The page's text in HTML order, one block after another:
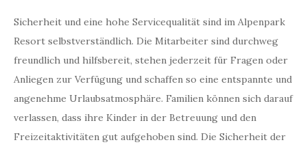
Sicherheit und eine hohe Servicequalität sind im Alpenpark
Resort selbstverständlich. Die Mitarbeiter sind durchweg
freundlich und hilfsbereit, stehen jederzeit für Fragen oder
Anliegen zur Verfügung und schaffen so eine entspannte und
angenehme Urlaubsatmosphäre. Familien können sich darauf
verlassen, dass ihre Kinder in der Betreuung und den
Freizeitaktivitäten gut aufgehoben sind. Die Sicherheit der